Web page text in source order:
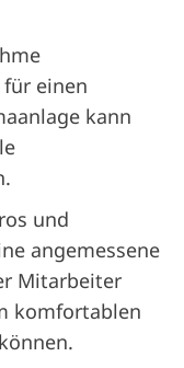
einen
kann
und
angemessene
Mitarbeiter
komfortablen